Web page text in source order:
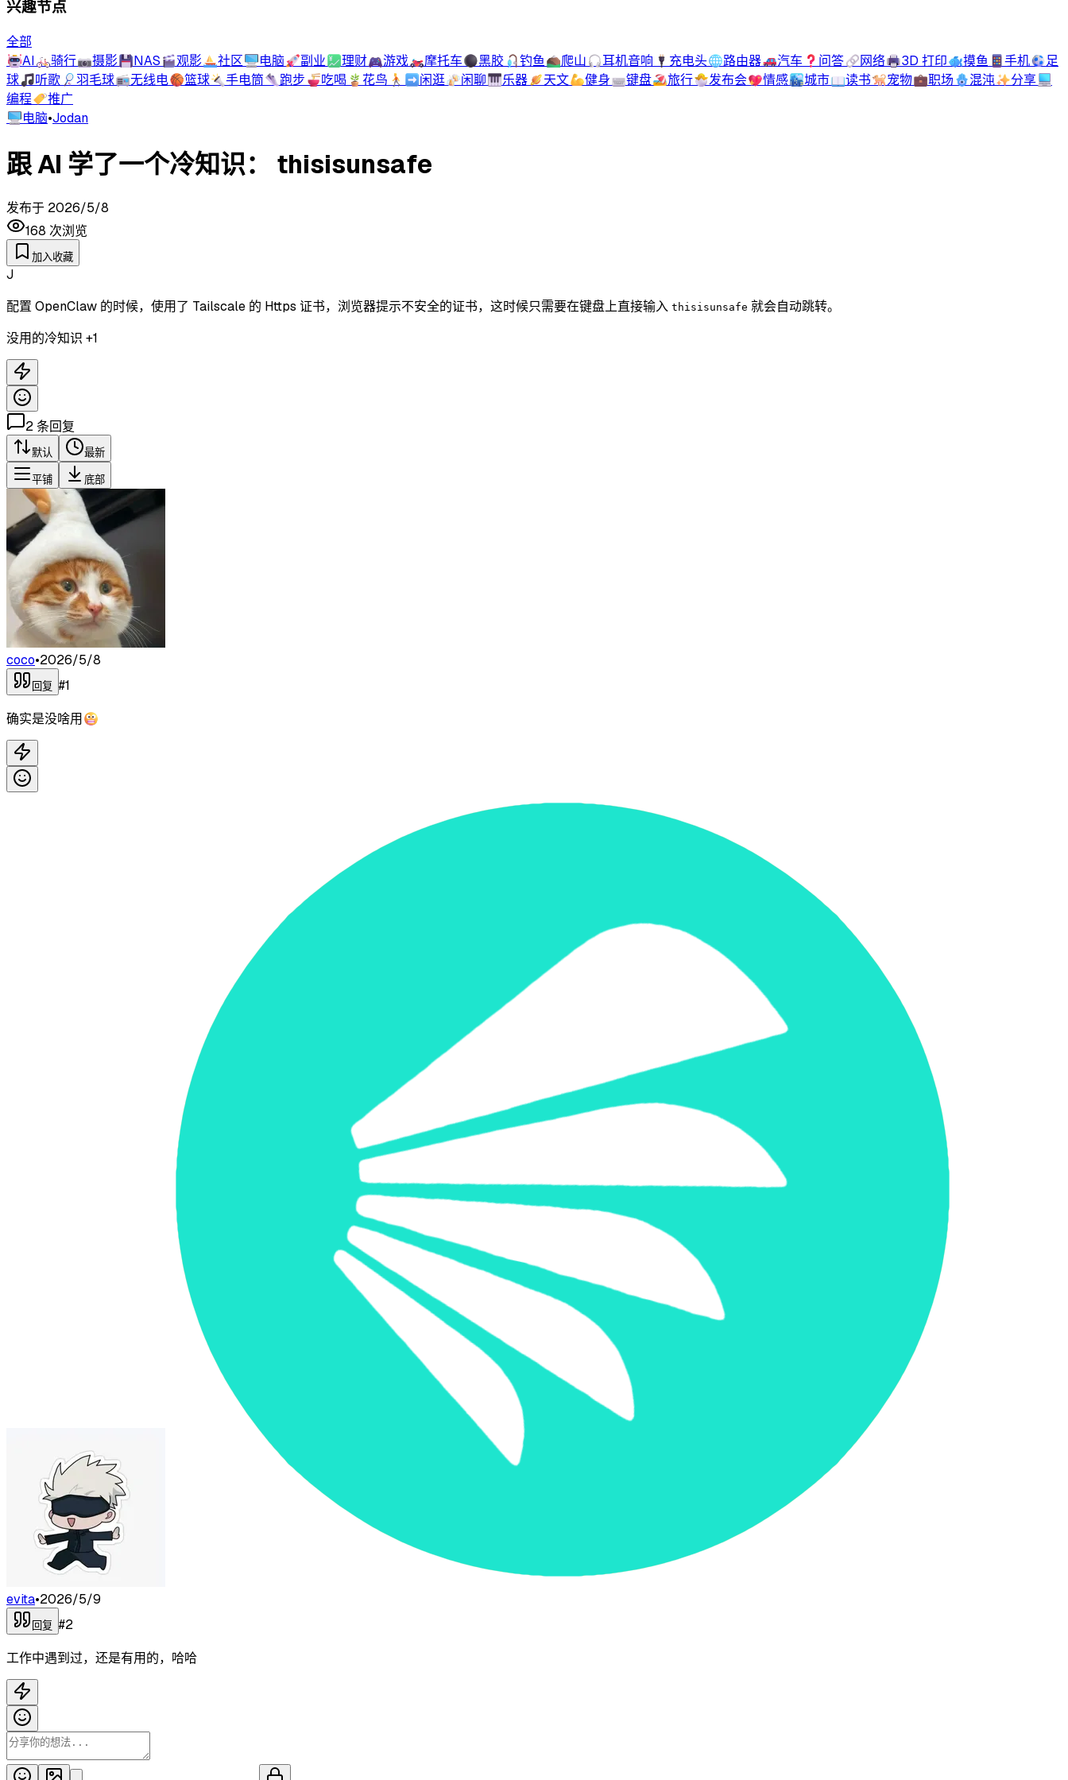
兴趣节点
全部
🤖AI🚲骑行📷摄影💾NAS🎬观影⛵社区🖥️电脑🚀副业💹理财🎮游戏🏍️摩托车⚫黑胶 🎣钓鱼⛰️爬山🎧耳机音响 🔌 充电头🌐路由器🚗汽车 ❓ 问答🔗网络🖨️3D 打印🐟摸鱼 📱手机⚽足
球🎵听歌 🏸羽毛球📻无线电🏀篮球🔦手电筒👟跑步🍜吃喝 🪴 花鸟 🚶‍➡️闲逛🍻闲聊🎹乐器🪐天文💪健身⌨️键盘🏖️旅行🐣发布会💖情感🏙️城市📖读书🐕宠物💼职场🪬混沌✨分享💻
编程🏷️推广
🖥️电脑•Jodan
跟 AI 学了一个冷知识： thisisunsafe
发布于 2026/5/8
168 次浏览
加入收藏
J
配置 OpenClaw 的时候，使用了 Tailscale 的 Https 证书，浏览器提示不安全的证书，这时候只需要在键盘上直接输入 thisisunsafe 就会自动跳转。
没用的冷知识 +1
2条回复
默认 最新
平铺 底部
coco•2026/5/8
回复 #1
确实是没啥用😬
evita•2026/5/9
回复 #2
工作中遇到过，还是有用的，哈哈